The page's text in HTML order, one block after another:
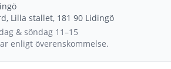
Lilla stallet, 181 90 Lidingö
& söndag 11–15
enligt överenskommelse.